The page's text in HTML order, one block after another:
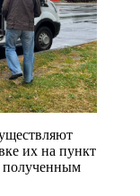
их на пункт
полученным